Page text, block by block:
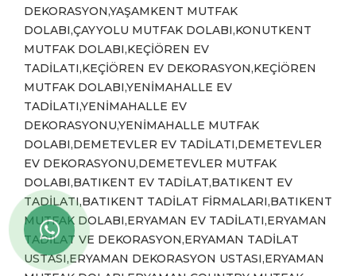
DEKORASYON,YAŞAMKENT MUTFAK
DOLABI,ÇAYYOLU MUTFAK DOLABI,KONUTKENT
MUTFAK DOLABI,KEÇİÖREN EV
TADİLATI,KEÇİÖREN EV DEKORASYON,KEÇİÖREN
MUTFAK DOLABI,YENİMAHALLE EV
TADİLATI,YENİMAHALLE EV
DEKORASYONU,YENİMAHALLE MUTFAK
DOLABI,DEMETEVLER EV TADİLATI,DEMETEVLER
EV DEKORASYONU,DEMETEVLER MUTFAK
DOLABI,BATIKENT EV TADİLAT,BATIKENT EV
TADİLATI,BATIKENT TADİLAT FİRMALARI,BATIKENT
MUTFAK DOLABI,ERYAMAN EV TADİLATI,ERYAMAN
TADİLAT VE DEKORASYON,ERYAMAN TADİLAT
USTASI,ERYAMAN DEKORASYON USTASI,ERYAMAN